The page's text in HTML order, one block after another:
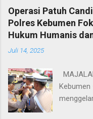
Kuasa
(28/7/
JAKSEL/
2025,
warga
Operasi Patuh
Polres Kebumen
Hukum Humanis
Juli 14, 2025